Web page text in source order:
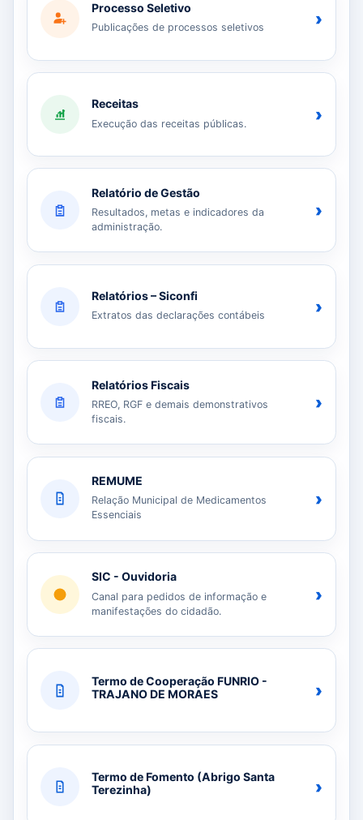
Processo Seletivo
Publicações de processos seletivos ›
Receitas
Execução das receitas públicas. ›
Relatório de Gestão
Resultados, metas e indicadores da
administração.
›
Relatórios – Siconfi
Extratos das declarações contábeis ›
Relatórios Fiscais
RREO, RGF e demais demonstrativos
fiscais.
›
REMUME
Relação Municipal de Medicamentos
Essenciais
›
SIC - Ouvidoria
Canal para pedidos de informação e
manifestações do cidadão.
›
Termo de Cooperação FUNRIO -
TRAJANO DE MORAES
›
Termo de Fomento (Abrigo Santa
Terezinha)
›